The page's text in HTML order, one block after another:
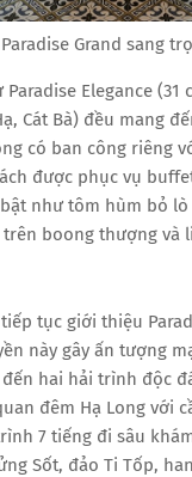
Grand sang
Elegance (31
Cát Bà) đều mang
có ban công riêng
được phục vụ
như tôm hùm bỏ
boong thượng và
tục giới thiệu
này gây ấn tượng
hai hải trình độc
đêm Hạ Long với
7 tiếng đi sâu
Sốt, đảo Ti Tốp,